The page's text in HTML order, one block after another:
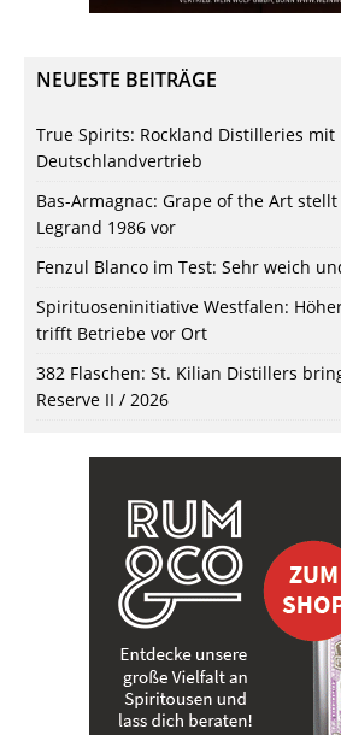
NEUESTE BEITRÄGE
True Spirits: Rockland Distilleries mit
Deutschlandvertrieb
Bas-Armagnac: Grape of the Art
Legrand 1986 vor
Fenzul Blanco im Test: Sehr weich
Spirituoseninitiative Westfalen:
trifft Betriebe vor Ort
382 Flaschen: St. Kilian Distillers
Reserve II / 2026